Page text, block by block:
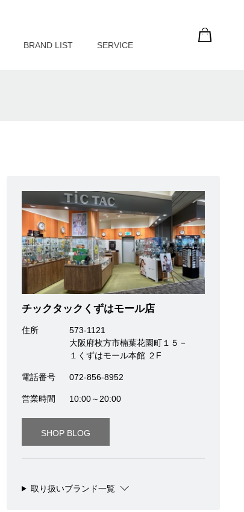
BRAND LIST SERVICE
チックタックくずはモール店
住所
573-1121
大阪府枚方市楠葉花園町１５－
１くずはモール本館 ２F
電話番号 072-856-8952
営業時間 10:00～20:00
SHOP BLOG
取り扱いブランド一覧